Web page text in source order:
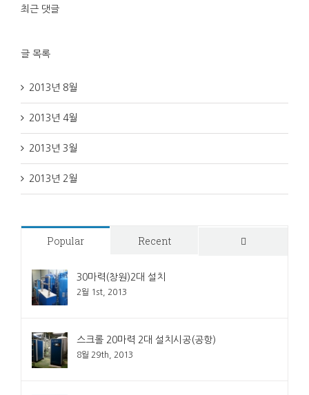
최근 댓글
글 목록
2013년 8월
2013년 4월
2013년 3월
2013년 2월
Popular Recent
30마력(창원)2대 설치
2월 1st, 2013
스크롤 20마력 2대 설치시공(공항)
8월 29th, 2013